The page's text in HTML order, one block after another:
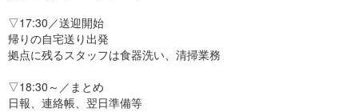
▽17:30／送迎開始
帰りの自宅送り出発
拠点に残るスタッフは食器洗い、清掃業務
▽18:30～／まとめ
日報、連絡帳、翌日準備等